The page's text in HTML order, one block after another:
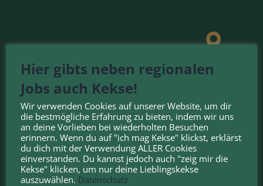
FÜR ARBEITGEBER
Hier gibts neben regionalen
Jobs auch Kekse!
Wir verwenden Cookies auf unserer Website, um dir
die bestmögliche Erfahrung zu bieten, indem wir uns
an deine Vorlieben bei wiederholten Besuchen
erinnern. Wenn du auf "ich mag Kekse" klickst, erklärst
du dich mit der Verwendung ALLER Cookies
einverstanden. Du kannst jedoch auch "zeig mir die
Kekse" klicken, um nur deine Lieblingskekse
auszuwählen. Datenschutz